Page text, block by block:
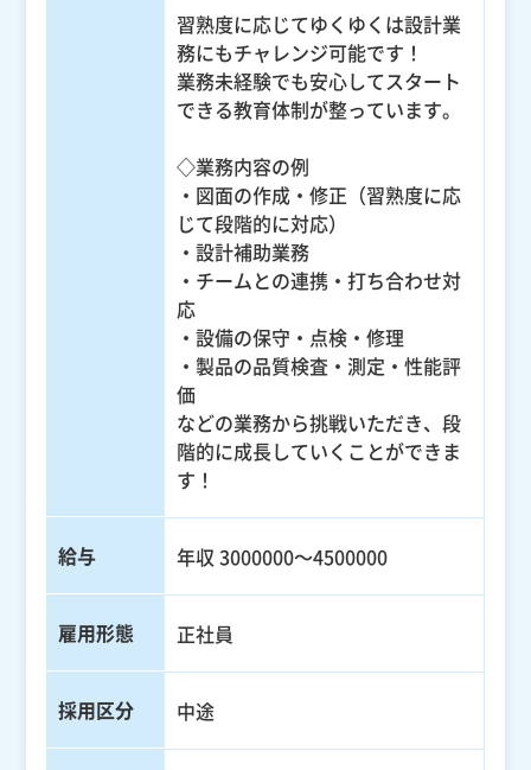
習熟度に応じてゆくゆくは設計業
務にもチャレンジ可能です！
業務未経験でも安心してスタート
できる教育体制が整っています。
◇業務内容の例
・図面の作成・修正（習熟度に応
じて段階的に対応）
・設計補助業務
・チームとの連携・打ち合わせ対
応
・設備の保守・点検・修理
・製品の品質検査・測定・性能評
価
などの業務から挑戦いただき、段
階的に成長していくことができま
す！
給与 年収 3000000～4500000
雇用形態 正社員
採用区分 中途